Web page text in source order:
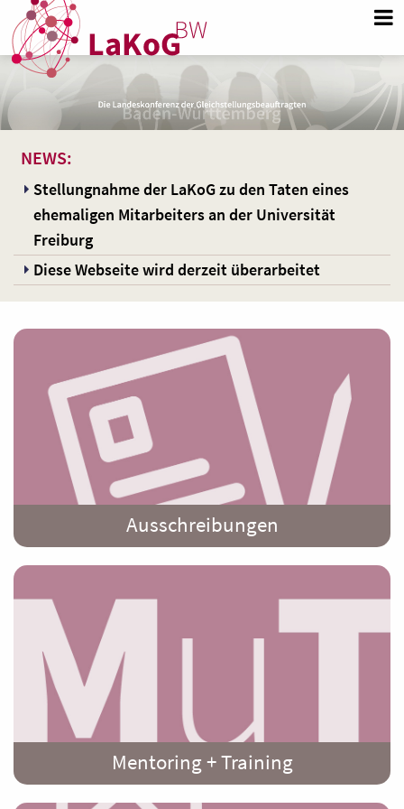
NEWS:
Stellungnahme der LaKoG zu den Taten eines
ehemaligen Mitarbeiters an der Universität
Freiburg
Diese Webseite wird derzeit überarbeitet
Ausschreibungen
Mentoring + Training